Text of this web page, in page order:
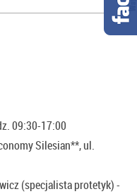
09:30-17:00
Silesian**, ul.
(specjalista protetyk) -